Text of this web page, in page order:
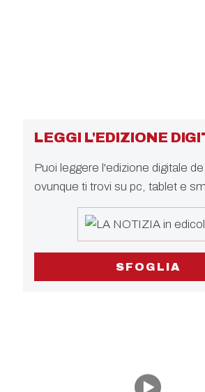
LEGGI L'EDIZIONE
Puoi leggere l'edizione digitale
ovunque ti trovi su pc, tablet e
SFOGLIA